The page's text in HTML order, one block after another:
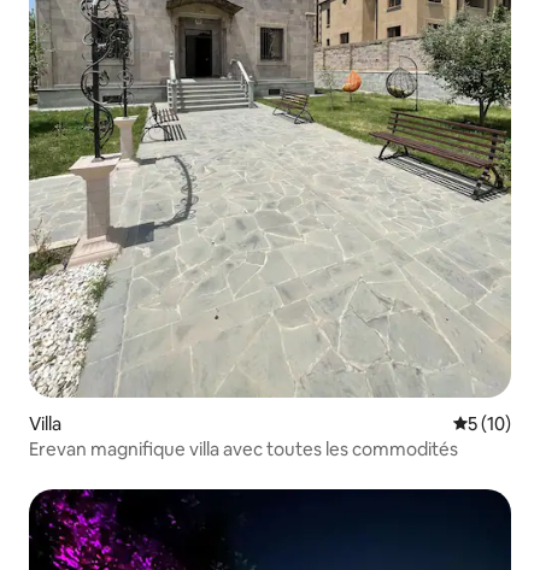
Villa
5 (10)
Erevan magnifique villa avec toutes les commodités